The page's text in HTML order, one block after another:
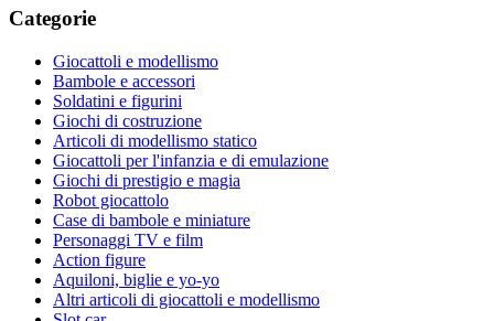
Categorie
Giocattoli e modellismo
Bambole e accessori
Soldatini e figurini
Giochi di costruzione
Articoli di modellismo statico
Giocattoli per l'infanzia e di emulazione
Giochi di prestigio e magia
Robot giocattolo
Case di bambole e miniature
Personaggi TV e film
Action figure
Aquiloni, biglie e yo-yo
Altri articoli di giocattoli e modellismo